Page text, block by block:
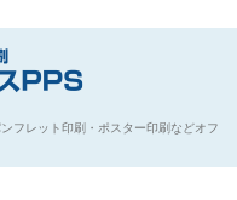
フレット印刷・ポスター印刷などオフ